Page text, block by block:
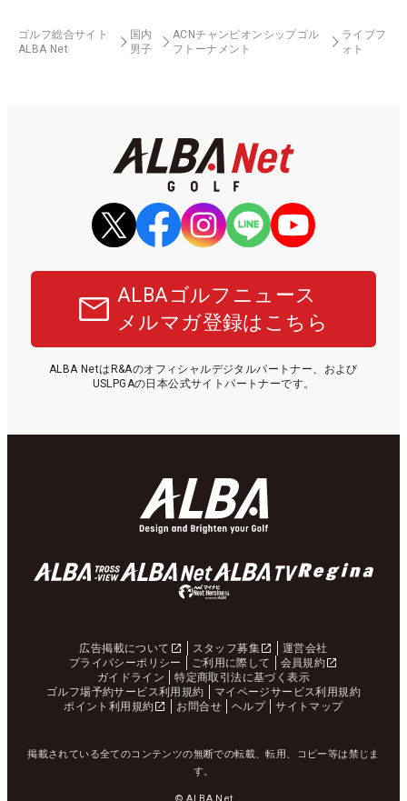
ゴルフ総合サイト
ALBA Net
国内
男子
ACNチャンピオンシップゴル
フトーナメント
ライブフ
ォト
ALBAゴルフニュース
メルマガ登録はこちら
ALBA NetはR&Aのオフィシャルデジタルパートナー、および
USLPGAの日本公式サイトパートナーです。
広告掲載について スタッフ募集
運営会社
プライバシーポリシー
ご利用に際して
会員規約
ガイドライン
特定商取引法に基づく表示
ゴルフ場予約サービス利用規約
マイページサービス利用規約
ポイント利用規約
お問合せ ヘルプ サイトマップ
掲載されている全てのコンテンツの無断での転載、転用、コピー等は禁じま
す。